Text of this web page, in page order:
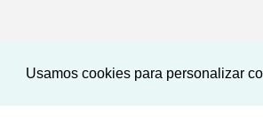
Usamos cookies para personalizar